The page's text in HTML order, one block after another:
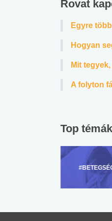
Rovat
Egyre
Hogyan
Mit
A folyton
Top témák